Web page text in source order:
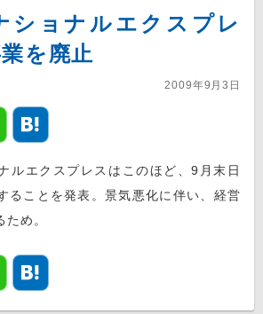
ショナルエクスプレ
を廃止
2009年9月3日
ルエクスプレスはこのほど、9月末日
ることを発表。景気悪化に伴い、経営
め。